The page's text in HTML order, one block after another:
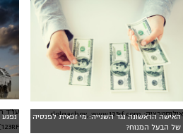
האישה הראשונה נגד השנייה: מי זכאית לפנסיה
של הבעל המנוח?
אילוסטרציה: dolgachov, www.123rf.com
123RF]